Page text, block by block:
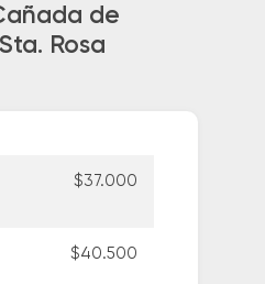
de
Rosa
$37.000
$40.500